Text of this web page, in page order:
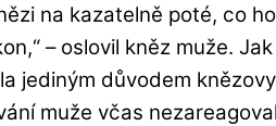
na kazatelně poté, co
– oslovil kněz muže.
jediným důvodem
muže včas